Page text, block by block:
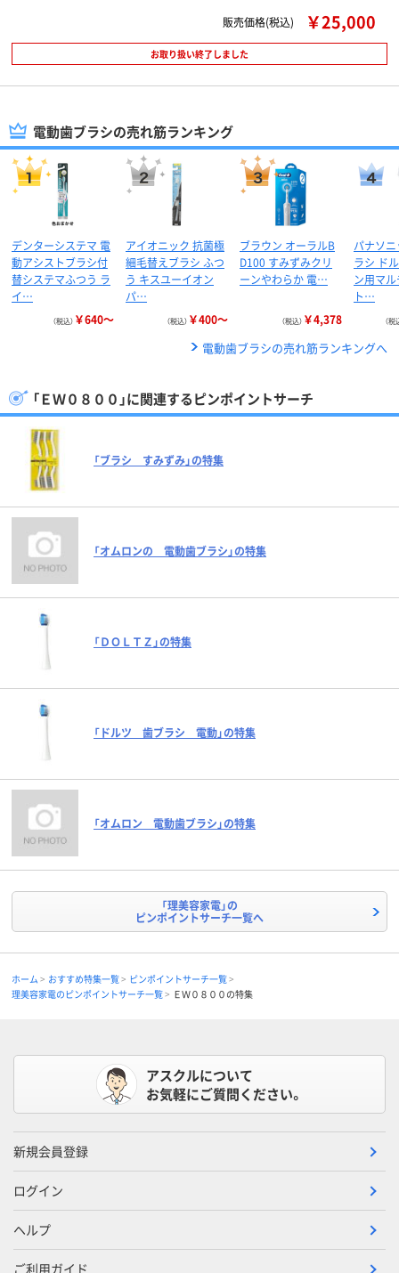
販売価格(税込)
￥25,000
お取り扱い終了しました
電動歯ブラシの売れ筋ランキング
デンターシステマ 電
動アシストブラシ付
替システマふつう ラ
イ…
（税込） ￥640～
アイオニック 抗菌極
細毛替えブラシ ふつ
う キスユーイオン
パ…
（税込） ￥400～
ブラウン オーラルB
D100 すみずみクリ
ーンやわらか 電…
（税込） ￥4,378
パナソ
ラシ ド
ン用マ
ト…
（税
電動歯ブラシの売れ筋ランキングへ
「ＥＷ０８００」に関連するピンポイントサーチ
「ブラシ すみずみ」の特集
「オムロンの 電動歯ブラシ」の特集
「ＤＯＬＴＺ」の特集
「ドルツ 歯ブラシ 電動」の特集
「オムロン 電動歯ブラシ」の特集
「理美容家電」の
ピンポイントサーチ一覧へ
ホーム おすすめ特集一覧
ピンポイントサーチ一覧
理美容家電のピンポイントサーチ一覧
ＥＷ０８００の特集
アスクルについて
お気軽にご質問ください。
新規会員登録
ログイン
ヘルプ
ご利用ガイド